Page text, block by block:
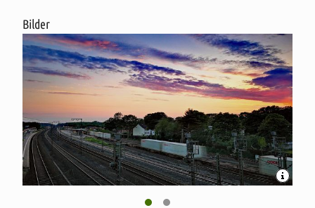
Zentraler Omnibusbahnhof
Bürgerbushaltepunkt
Taxistand
Parkplätze mit Parkplätzen für Frauen und barrierefreien
Parkplätzen
Bilder